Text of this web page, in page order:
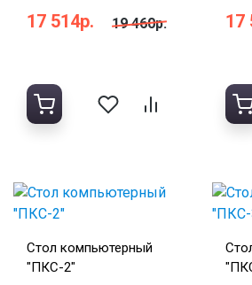
17 514р. 19 460р. 17
Стол компьютерный
"ПКС-2"